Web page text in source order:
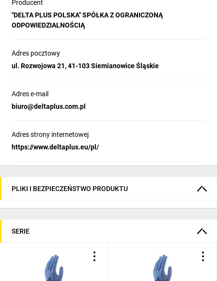
Producent
"DELTA PLUS POLSKA" SPÓŁKA Z OGRANICZONĄ
ODPOWIEDZIALNOŚCIĄ
Adres pocztowy
ul. Rozwojowa 21, 41-103 Siemianowice Śląskie
Adres e-mail
biuro@deltaplus.com.pl
Adres strony internetowej
https://www.deltaplus.eu/pl/
PLIKI I BEZPIECZEŃSTWO PRODUKTU
SERIE